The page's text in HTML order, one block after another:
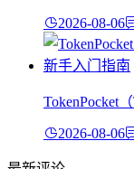
2026-08-06
TokenPocket
2026-08-06